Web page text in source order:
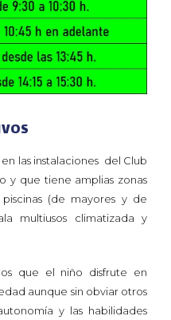
las instalaciones del Club
y que tiene amplias zonas
(de mayores y de
multiusos climatizada y
que el niño disfrute en
aunque sin obviar otros
y las habilidades